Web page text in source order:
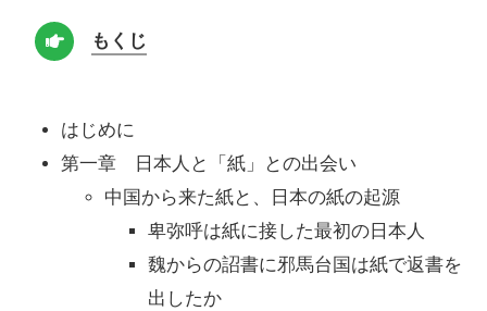
もくじ
はじめに
第一章 日本人と「紙」との出会い
中国から来た紙と、日本の紙の起源
卑弥呼は紙に接した最初の日本人
魏からの詔書に邪馬台国は紙で返書を
出したか